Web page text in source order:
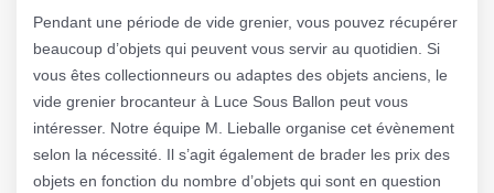
Pendant une période de vide grenier, vous pouvez récupérer
beaucoup d’objets qui peuvent vous servir au quotidien. Si
vous êtes collectionneurs ou adaptes des objets anciens, le
vide grenier brocanteur à Luce Sous Ballon peut vous
intéresser. Notre équipe M. Lieballe organise cet évènement
selon la nécessité. Il s’agit également de brader les prix des
objets en fonction du nombre d’objets qui sont en question